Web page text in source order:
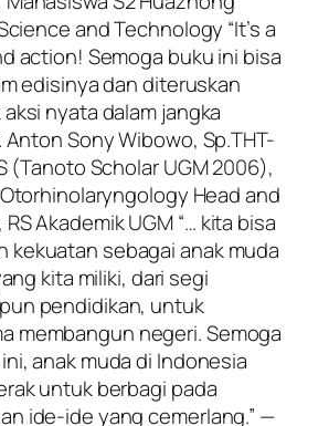
and Technology “It’s a
action! Semoga buku ini bisa
edisinya dan diteruskan
nyata dalam jangka
Anton Sony Wibowo, Sp.THT-
(Tanoto Scholar UGM 2006),
Head and
Akademik UGM “… kita bisa
kekuatan sebagai anak muda
kita miliki, dari segi
pendidikan, untuk
membangun negeri. Semoga
anak muda di Indonesia
untuk berbagi pada
ide-ide yang cemerlang.” —